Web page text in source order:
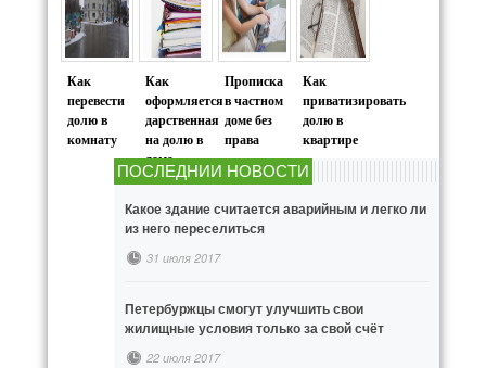
Как
перевести
долю в
комнату
Как
оформляется
дарственная
на долю в
доме
Прописка
в частном
доме без
права
Как
приватизировать
долю в
квартире
ПОСЛЕДНИИ НОВОСТИ
Какое здание считается аварийным и легко ли
из него переселиться
31 июля 2017
Петербуржцы смогут улучшить свои
жилищные условия только за свой счёт
22 июля 2017